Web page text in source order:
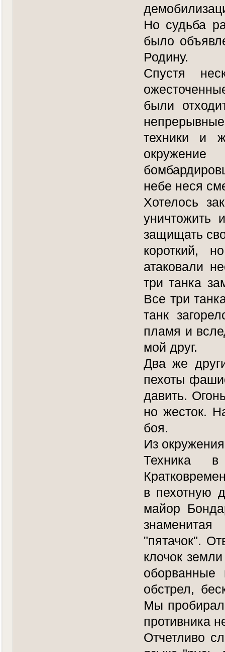
Но судьба
было
Родину.
Спустя
были
техники и
небе неся
Хотелось
уничтожить
защищать
короткий,
атаковали
три танка
Все три
танк
пламя и
мой друг.
Два же
пехоты
давить.
но жесток.
боя.
Из
Техника
в пехотную
майор
"пятачок".
клочок
обстрел,
Мы
противника
Отчетливо